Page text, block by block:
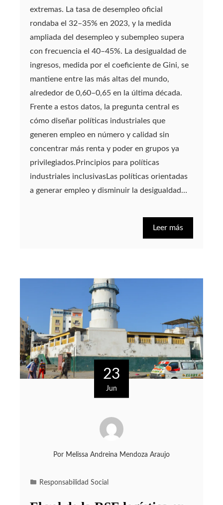
extremas. La tasa de desempleo oficial
rondaba el 32–35% en 2023, y la medida
ampliada del desempleo y subempleo supera
con frecuencia el 40–45%. La desigualdad de
ingresos, medida por el coeficiente de Gini, se
mantiene entre las más altas del mundo,
alrededor de 0,60–0,65 en la última década.
Frente a estos datos, la pregunta central es
cómo diseñar políticas industriales que
generen empleo en número y calidad sin
concentrar más renta y poder en grupos ya
privilegiados.Principios para políticas
industriales inclusivasLas políticas orientadas
a generar empleo y disminuir la desigualdad…
Leer más
23
Jun
Por Melissa Andreina Mendoza Araujo
Responsabilidad Social